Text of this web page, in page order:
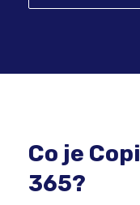
Co je
365?